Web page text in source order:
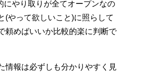
にやり取りが全てオープンなの
(やって欲しいこと)に照らして
頼めばいいか比較的楽に判断で
情報は必ずしも分かりやすく見